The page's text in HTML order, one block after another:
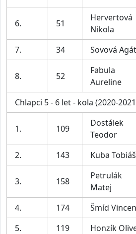
6. 51
Hervertová
Nikola
7. 34 Sovová
8. 52
Fabula
Aureline
Chlapci 5 - 6 let - kola (2020-
1. 109
Dostálek
Teodor
2. 143 Kuba Tobiáš
3. 158
Petrulák
Matej
4. 174 Šmíd
5.
119 Honzík